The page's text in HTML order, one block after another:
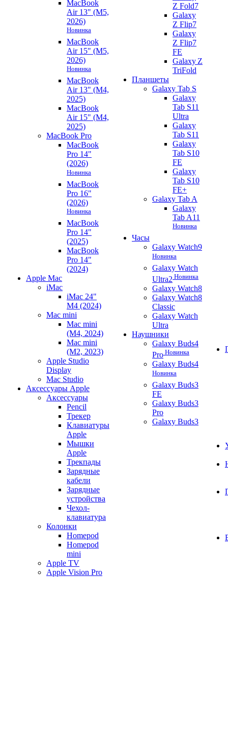
MacBook
Air 13" (M5,
2026)
Новинка
MacBook
Air 15" (M5,
2026)
Новинка
MacBook
Air 13" (M4,
2025)
MacBook
Air 15" (M4,
2025)
MacBook Pro
MacBook
Pro 14"
(2026)
Новинка
MacBook
Pro 16"
(2026)
Новинка
MacBook
Pro 14"
(2025)
MacBook
Pro 14"
(2024)
Apple Mac
iMac
iMac 24"
M4 (2024)
Mac mini
Mac mini
(M4, 2024)
Mac mini
(M2, 2023)
Apple Studio
Display
Mac Studio
Аксессуары Apple
Аксессуары
Pencil
Трекер
Клавиатуры
Apple
Мышки
Apple
Трекпады
Зарядные
кабели
Зарядные
устройства
Чехол-
клавиатура
Колонки
Homepod
Homepod
mini
Apple TV
Apple Vision Pro
Z Fold7
Galaxy
Z Flip7
Galaxy
Z Flip7
FE
Galaxy Z
TriFold
Планшеты
Galaxy Tab S
Galaxy
Tab S11
Ultra
Galaxy
Tab S11
Galaxy
Tab S10
FE
Galaxy
Tab S10
FE+
Galaxy Tab A
Galaxy
Tab A11
Новинка
Часы
Galaxy Watch9
Новинка
Galaxy Watch
Ultra2 Новинка
Galaxy Watch8
Galaxy Watch8
Classic
Galaxy Watch
Ultra
Наушники
Galaxy Buds4
Pro Новинка
Galaxy Buds4
Новинка
Galaxy Buds3
FE
Galaxy Buds3
Pro
Galaxy Buds3